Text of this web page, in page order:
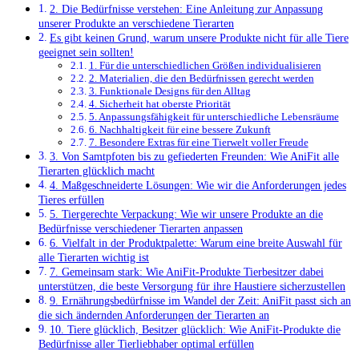
2. Die Bedürfnisse ⁣verstehen: Eine Anleitung zur Anpassung
unserer Produkte an verschiedene Tierarten
Es gibt keinen Grund, warum unsere ​Produkte nicht für alle Tiere
geeignet sein sollten!
1. Für die unterschiedlichen ‌Größen individualisieren
2. Materialien, die den Bedürfnissen gerecht werden
3. Funktionale Designs für den Alltag
4. Sicherheit hat oberste Priorität
5. Anpassungsfähigkeit für unterschiedliche Lebensräume
6. Nachhaltigkeit für eine bessere Zukunft
7. Besondere Extras für eine Tierwelt voller Freude
3. Von Samtpfoten bis zu gefiederten Freunden: Wie AniFit alle
Tierarten glücklich macht
4. Maßgeschneiderte Lösungen: Wie wir die⁣ Anforderungen jedes
Tieres erfüllen
5. Tiergerechte⁣ Verpackung: Wie wir unsere Produkte an die
Bedürfnisse verschiedener Tierarten anpassen
6. Vielfalt in der Produktpalette: Warum eine breite Auswahl für
alle Tierarten wichtig ist
7. Gemeinsam stark: Wie AniFit-Produkte Tierbesitzer dabei
unterstützen, die beste Versorgung für ihre Haustiere ⁣sicherzustellen
9. Ernährungsbedürfnisse im ⁤Wandel der Zeit: AniFit passt sich an
die sich ändernden​ Anforderungen⁤ der Tierarten an
10. Tiere ⁤glücklich, Besitzer⁢ glücklich: Wie AniFit-Produkte die
Bedürfnisse aller Tierliebhaber optimal erfüllen